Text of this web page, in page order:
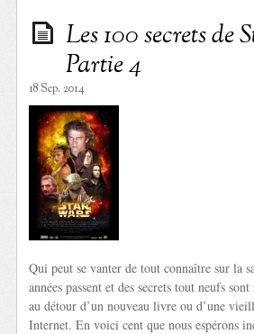
Les 100 secrets de
Partie 4
18 Sep. 2014
Qui peut se vanter de tout connaître sur la
années passent et des secrets tout neufs
au détour d’un nouveau livre ou d’une
Internet. En voici cent que nous espérons